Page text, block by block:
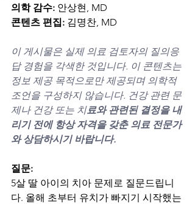
의학 감수: 안상현, MD
콘텐츠 편집: 김명찬, MD
이 게시물은 실제 의료 검토자의 질의응
답 경험을 각색한 것입니다. 이 콘텐츠는
정보 제공 목적으로만 제공되며 의학적
조언을 구성하지 않습니다. 건강 관련 문
제나 건강 또는 치료와 관련된 결정을 내
리기 전에 항상 자격을 갖춘 의료 전문가
와 상담하시기 바랍니다.
질문:
5살 딸 아이의 치아 문제로 질문드립니
다. 올해 초부터 유치가 빠지기 시작했는